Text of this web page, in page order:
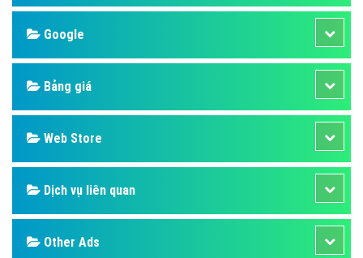
Google
Bảng giá
Web Store
Dịch vụ liên quan
Other Ads